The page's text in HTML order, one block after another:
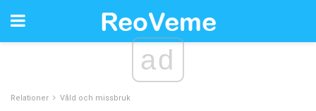
ad
Relationer Våld och missbruk